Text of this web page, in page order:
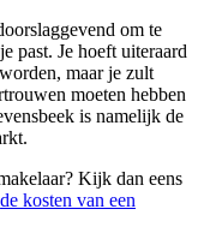
om te
past. Je hoeft uiteraard
maar je zult
moeten hebben
is namelijk de
Kijk dan eens
de kosten van een